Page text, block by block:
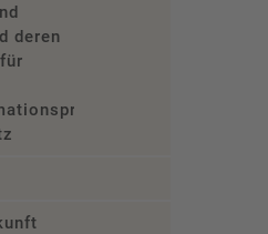
deren